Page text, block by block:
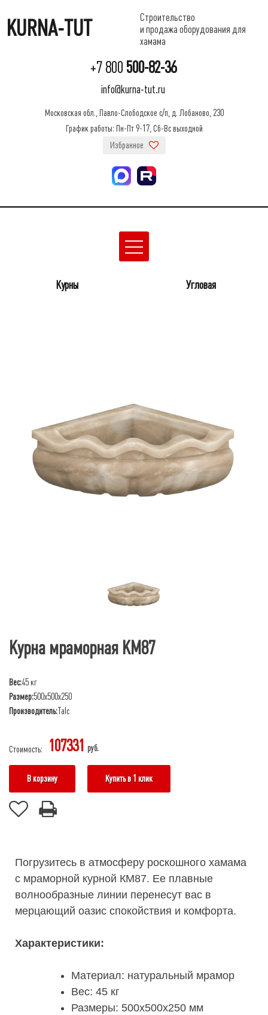
KURNA-TUT
Строительство
и продажа оборудования для
хамама
+7 800 500-82-36
info@kurna-tut.ru
Московская обл., Павло-Слободское с/п, д. Лобаново, 230
График работы: Пн-Пт 9-17, Сб-Вс выходной
Избранное
Курны Угловая
Курна мраморная КМ87
Вес:45 кг
Размер:500х500х250
Производитель: Talc
Стоимость: 107331 руб.
В корзину Купить в 1 клик
Погрузитесь в атмосферу роскошного хамама
с мраморной курной КМ87. Ее плавные
волнообразные линии перенесут вас в
мерцающий оазис спокойствия и комфорта.
Характеристики:
Материал: натуральный мрамор
Вес: 45 кг
Размеры: 500х500х250 мм